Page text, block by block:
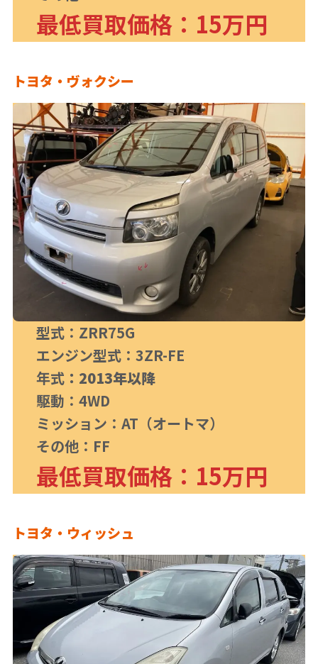
最低買取価格：15万円
トヨタ・ヴォクシー
型式：ZRR75G
エンジン型式：3ZR-FE
年式 ：2013年以降
駆動：4WD
ミッション：AT（オートマ）
その他：FF
最低買取価格：15万円
トヨタ・ウィッシュ